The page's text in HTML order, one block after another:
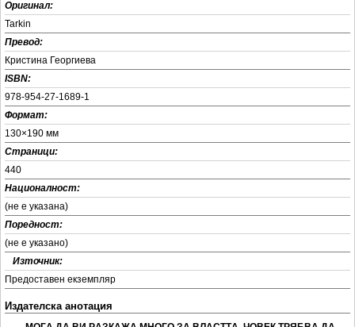
Оригинал:
Tarkin
Превод:
Кристина Георгиева
ISBN:
978-954-27-1689-1
Формат:
130×190 мм
Страници:
440
Националност:
(не е указана)
Поредност:
(не е указанo)
Източник:
Предоставен екземпляр
Издателска анотация